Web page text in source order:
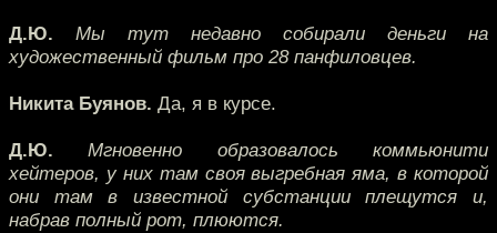
Д.Ю. Мы тут недавно собирали деньги на
художественный фильм про 28 панфиловцев.
Никита Буянов. Да, я в курсе.
Д.Ю. Мгновенно образовалось коммьюнити
хейтеров, у них там своя выгребная яма, в которой
они там в известной субстанции плещутся и,
набрав полный рот, плюются.